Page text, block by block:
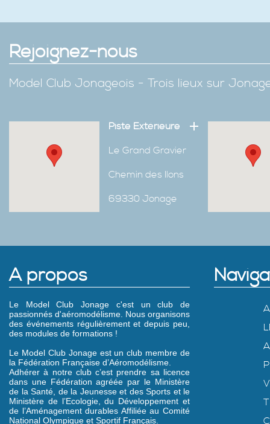
Rejoignez-nous
Model Club Jonageois - Trois lieux sur
Piste Extérieure
Le Grand Gravier
Chemin des Ilons
69330 Jonage
A propos
Le Model Club Jonage c'est un club de
passionnés d'aéromodélisme. Nous organisons
des événements régulièrement et depuis peu,
des modules de formations !
Le Model Club Jonage est un club membre de
la Fédération Française d’Aéromodélisme.
Adhérer à notre club c’est prendre sa licence
dans une Fédération agréée par le Ministère
de la Santé, de la Jeunesse et des Sports et le
Ministère de l’Ecologie, du Développement et
de l’Aménagement durables Affiliée au Comité
National Olympique et Sportif Français.